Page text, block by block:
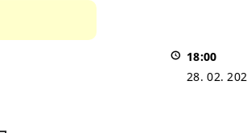
18:00
28. 02.